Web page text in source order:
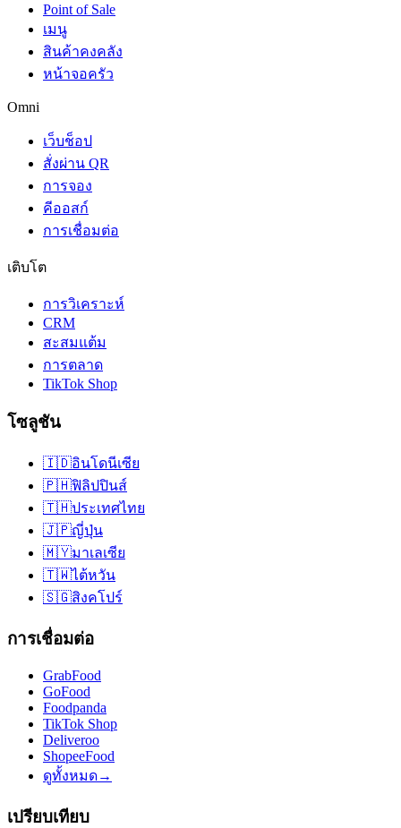
Point of Sale
เมนู
สินค้าคงคลัง
หน้าจอครัว
Omni
เว็บช็อป
สั่งผ่าน QR
การจอง
คีออสก์
การเชื่อมต่อ
เติบโต
การวิเคราะห์
CRM
สะสมแต้ม
การตลาด
TikTok Shop
โซลูชัน
🇮🇩อินโดนีเซีย
🇵🇭ฟิลิปปินส์
🇹🇭ประเทศไทย
🇯🇵ญี่ปุ่น
🇲🇾มาเลเซีย
🇹🇼ไต้หวัน
🇸🇬สิงคโปร์
การเชื่อมต่อ
GrabFood
GoFood
Foodpanda
TikTok Shop
Deliveroo
ShopeeFood
ดูทั้งหมด→
เปรียบเทียบ